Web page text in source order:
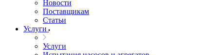
Новости
Поставщикам
Статьи
Услуги
Услуги